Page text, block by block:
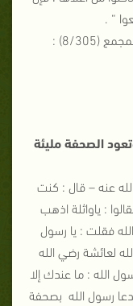
“ .
]أخرجه أحمد (3/490) ، وقال الهيثمي في المجمع (8/305) :
الصحفة مليئة
عنه – قال : كنت
: ياواثلة اذهب
فقلت : يا رسول
لعائشة رضي الله
الله : ما عندك إلا
رسول الله بصحفة